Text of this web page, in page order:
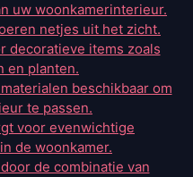
uw woonkamerinterieur.
netjes uit het zicht.
decoratieve items zoals
en planten.
beschikbaar om
te passen.
voor evenwichtige
de woonkamer.
de combinatie van